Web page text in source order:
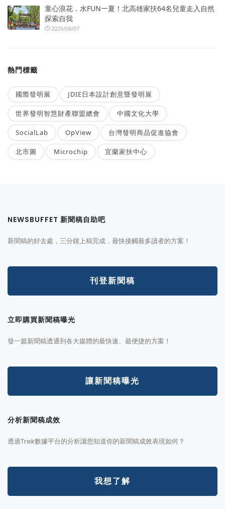
童心浪花．水FUN一夏！北高雄家扶64名兒童走入自然
探索自我
2026/08/07
熱門標籤
國際發明展 JDIE日本設計創意暨發明展
世界發明智慧財產聯盟總會 中國文化大學
SocialLab OpView 台灣發明商品促進協會
北市圖 Microchip 宜蘭家扶中心
NEWSBUFFET 新聞稿自助吧
新聞稿的好去處，三分鐘上稿完成，最快接觸最多讀者的方案！
刊登新聞稿
立即購買新聞稿曝光
發一篇新聞稿透通到各大媒體的最快速、最便捷的方案！
讓新聞稿曝光
分析新聞稿成效
透過Trek數據平台的分析讓您知道你的新聞稿成效表現如何？
我想了解